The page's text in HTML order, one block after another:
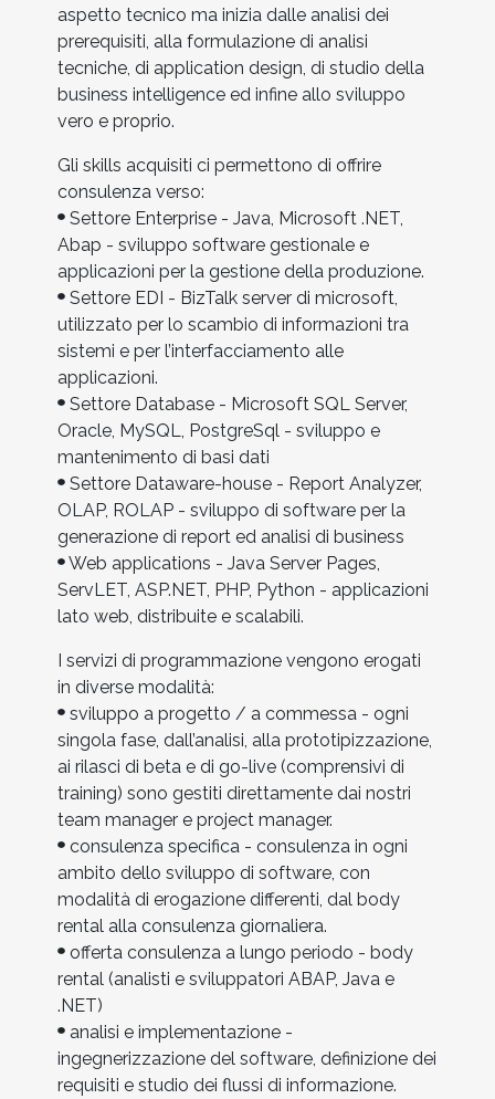
aspetto tecnico ma inizia dalle analisi dei
prerequisiti, alla formulazione di analisi
tecniche, di application design, di studio della
business intelligence ed infine allo sviluppo
vero e proprio.
Gli skills acquisiti ci permettono di offrire
consulenza verso:
Settore Enterprise - Java, Microsoft .NET,
Abap - sviluppo software gestionale e
applicazioni per la gestione della produzione.
Settore EDI - BizTalk server di microsoft,
utilizzato per lo scambio di informazioni tra
sistemi e per l’interfacciamento alle
applicazioni.
Settore Database - Microsoft SQL Server,
Oracle, MySQL, PostgreSql - sviluppo e
mantenimento di basi dati
Settore Dataware-house - Report Analyzer,
OLAP, ROLAP - sviluppo di software per la
generazione di report ed analisi di business
Web applications - Java Server Pages,
ServLET, ASP.NET, PHP, Python - applicazioni
lato web, distribuite e scalabili.
I servizi di programmazione vengono erogati
in diverse modalità:
sviluppo a progetto / a commessa - ogni
singola fase, dall’analisi, alla prototipizzazione,
ai rilasci di beta e di go-live (comprensivi di
training) sono gestiti direttamente dai nostri
team manager e project manager.
consulenza specifica - consulenza in ogni
ambito dello sviluppo di software, con
modalità di erogazione differenti, dal body
rental alla consulenza giornaliera.
offerta consulenza a lungo periodo - body
rental (analisti e sviluppatori ABAP, Java e
.NET)
analisi e implementazione -
ingegnerizzazione del software, definizione dei
requisiti e studio dei flussi di informazione.